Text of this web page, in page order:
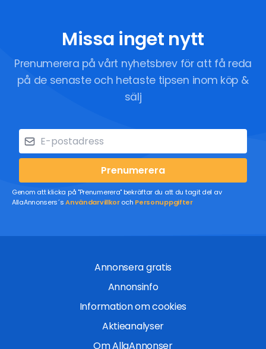
Missa inget nytt
Prenumerera på vårt nyhetsbrev för att få reda
på de senaste och hetaste tipsen inom köp &
sälj
Prenumerera
Genom att klicka på "Prenumerera" bekräftar du att du tagit del av
AllaAnnonsers´sAnvändarvillkoroch Personuppgifter
Annonsera gratis
Annonsinfo
Information om cookies
Aktieanalyser
Om AllaAnnonser